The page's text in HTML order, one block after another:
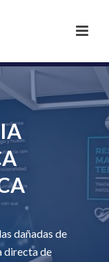
dañadas de
directa de